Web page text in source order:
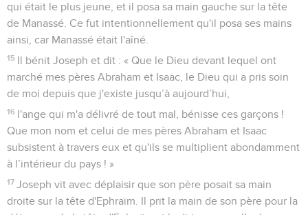
qui était le plus jeune, et il posa sa main gauche sur la tête
de Manassé. Ce fut intentionnellement qu'il posa ses mains
ainsi, car Manassé était l'aîné.
15 Il bénit Joseph et dit : « Que le Dieu devant lequel ont
marché mes pères Abraham et Isaac, le Dieu qui a pris soin
de moi depuis que j'existe jusqu’à aujourd’hui,
16 l'ange qui m'a délivré de tout mal, bénisse ces garçons !
Que mon nom et celui de mes pères Abraham et Isaac
subsistent à travers eux et qu'ils se multiplient abondamment
à l’intérieur du pays ! »
17 Joseph vit avec déplaisir que son père posait sa main
droite sur la tête d'Ephraïm. Il prit la main de son père pour la